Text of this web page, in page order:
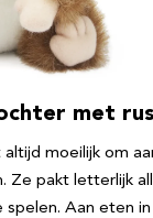
met
moeilijk om
Ze pakt letterlijk
Aan eten